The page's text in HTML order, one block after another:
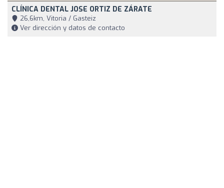
CLÍNICA DENTAL JOSE ORTIZ DE ZÁRATE
26,6km, Vitoria / Gasteiz
Ver dirección y datos de contacto